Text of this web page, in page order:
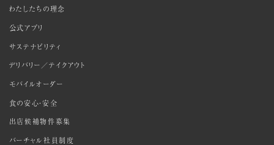
わたしたちの理念
公式アプリ
サステナビリティ
デリバリー／テイクアウト
モバイルオーダー
食の安心・安全
出店候補物件募集
バーチャル社員制度